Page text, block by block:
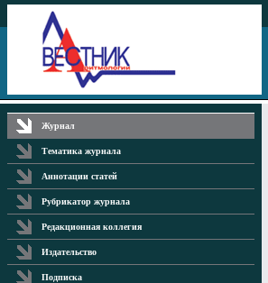
Журнал
Тематика журнала
Аннотации статей
Рубрикатор журнала
Редакционная коллегия
Издательство
Подписка